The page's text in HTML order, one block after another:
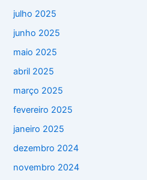
julho 2025
junho 2025
maio 2025
abril 2025
março 2025
fevereiro 2025
janeiro 2025
dezembro 2024
novembro 2024